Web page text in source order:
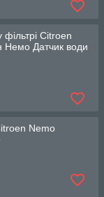
Citroen
Немо Датчик води
Nemo